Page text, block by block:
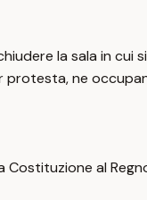
la sala in cui
ne
Costituzione al